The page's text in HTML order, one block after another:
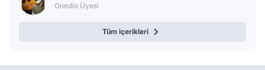
Onedio Üyesi
Tüm içerikleri